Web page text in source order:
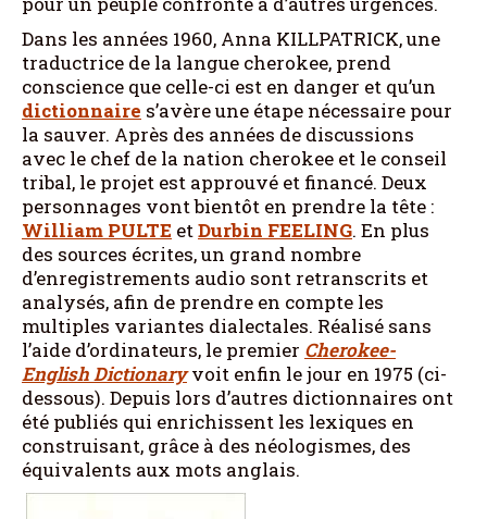
Dans les années 1960, Anna KILLPATRICK, une
traductrice de la langue cherokee, prend
conscience que celle-ci est en danger et qu’un
dictionnaire s’avère une étape nécessaire pour
la sauver. Après des années de discussions
avec le chef de la nation cherokee et le conseil
tribal, le projet est approuvé et financé. Deux
personnages vont bientôt en prendre la tête :
William PULTE etDurbin FEELING. En plus
des sources écrites, un grand nombre
d’enregistrements audio sont retranscrits et
analysés, afin de prendre en compte les
multiples variantes dialectales. Réalisé sans
l’aide d’ordinateurs, le premier Cherokee-
English Dictionaryvoit enfin le jour en 1975 (ci-
dessous). Depuis lors d’autres dictionnaires ont
été publiés qui enrichissent les lexiques en
construisant, grâce à des néologismes, des
équivalents aux mots anglais.